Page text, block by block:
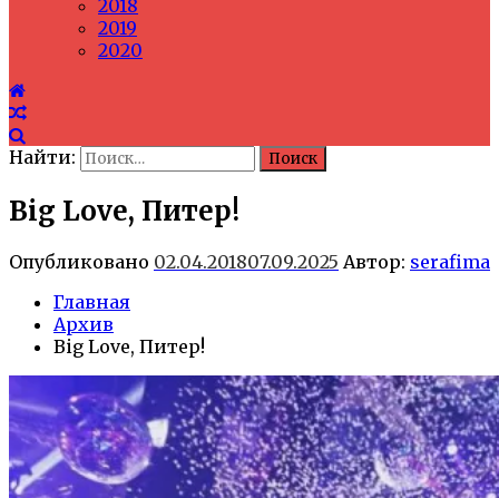
2018
2019
2020
Найти:
Big Love, Питер!
Опубликовано 02.04.201807.09.2025 Автор: serafima
Главная
Архив
Big Love, Питер!